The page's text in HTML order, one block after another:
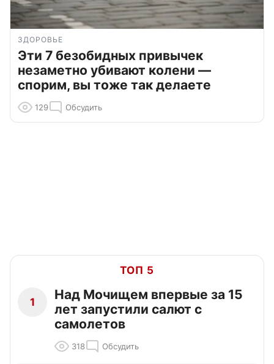
ЗДОРОВЬЕ
Эти 7 безобидных привычек
незаметно убивают колени —
спорим, вы тоже так делаете
129 Обсудить
ТОП 5
1
Над Мочищем впервые за 15
лет запустили салют с
самолетов
318 Обсудить